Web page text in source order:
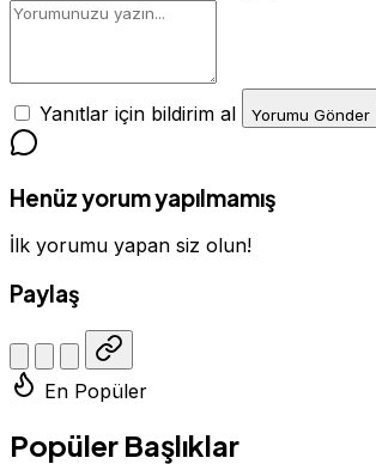
Yanıtlar için bildirim al Yorumu Gönder
Henüz yorum yapılmamış
İlk yorumu yapan siz olun!
Paylaş
En Popüler
Popüler Başlıklar